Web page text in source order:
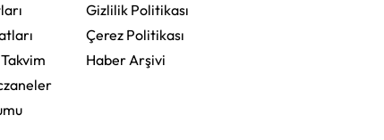
Gizlilik Politikası
Çerez Politikası
Haber Arşivi